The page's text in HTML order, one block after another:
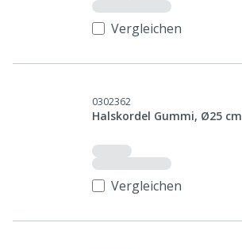
Vergleichen
0302362
Halskordel Gummi, Ø25 cm
Vergleichen